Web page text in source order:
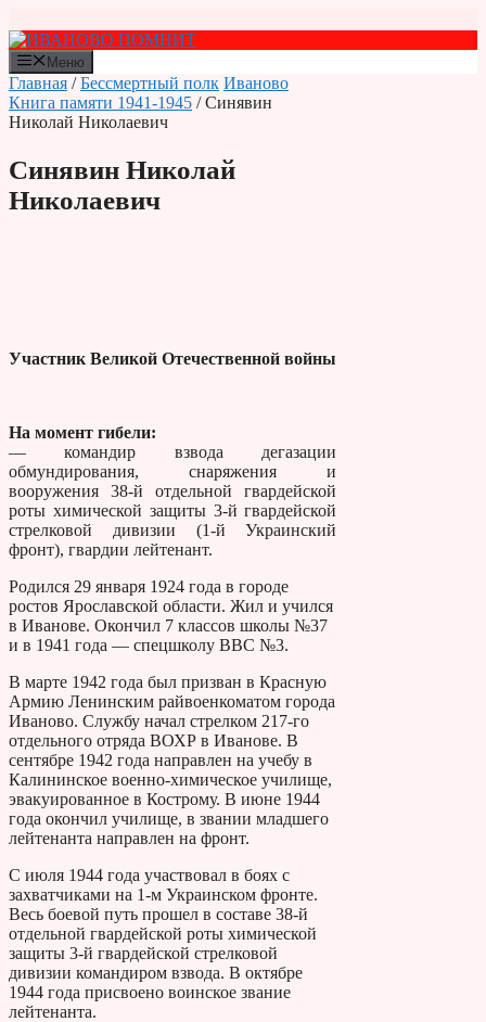
к
содержимому
Меню
Главная /Бессмертный полк Иваново
Книга памяти 1941-1945 / Синявин
Николай Николаевич
Синявин Николай
Николаевич
Участник Великой Отечественной войны
На момент гибели:
— командир взвода дегазации
обмундирования, снаряжения и
вооружения 38-й отдельной гвардейской
роты химической защиты 3-й гвардейской
стрелковой дивизии (1-й Украинский
фронт), гвардии лейтенант.
Родился 29 января 1924 года в городе
ростов Ярославской области. Жил и учился
в Иванове. Окончил 7 классов школы №37
и в 1941 года — спецшколу ВВС №3.
В марте 1942 года был призван в Красную
Армию Ленинским райвоенкоматом города
Иваново. Службу начал стрелком 217-го
отдельного отряда ВОХР в Иванове. В
сентябре 1942 года направлен на учебу в
Калининское военно-химическое училище,
эвакуированное в Кострому. В июне 1944
года окончил училище, в звании младшего
лейтенанта направлен на фронт.
С июля 1944 года участвовал в боях с
захватчиками на 1-м Украинском фронте.
Весь боевой путь прошел в составе 38-й
отдельной гвардейской роты химической
защиты 3-й гвардейской стрелковой
дивизии командиром взвода. В октябре
1944 года присвоено воинское звание
лейтенанта.